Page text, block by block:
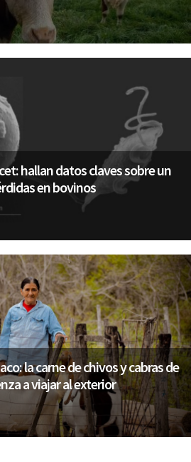
hallan datos claves sobre un
en bovinos
la carne de chivos y cabras de
a viajar al exterior